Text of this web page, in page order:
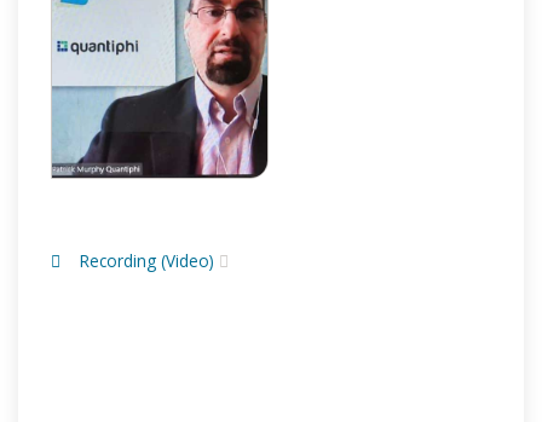
Recording (Video)